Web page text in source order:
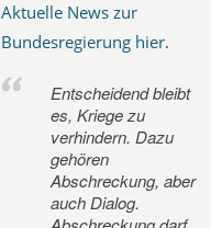
Aktuelle News zur
Bundesregierung hier.
Entscheidend bleibt
es, Kriege zu
verhindern. Dazu
gehören
Abschreckung, aber
auch Dialog.